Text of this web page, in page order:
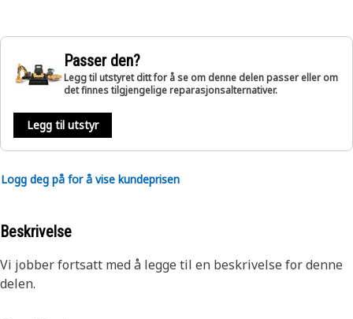
Passer den?
Legg til utstyret ditt for å se om denne delen passer eller om
det finnes tilgjengelige reparasjonsalternativer.
Legg til utstyr
Logg deg på for å vise kundeprisen
Beskrivelse
Vi jobber fortsatt med å legge til en beskrivelse for denne
delen.